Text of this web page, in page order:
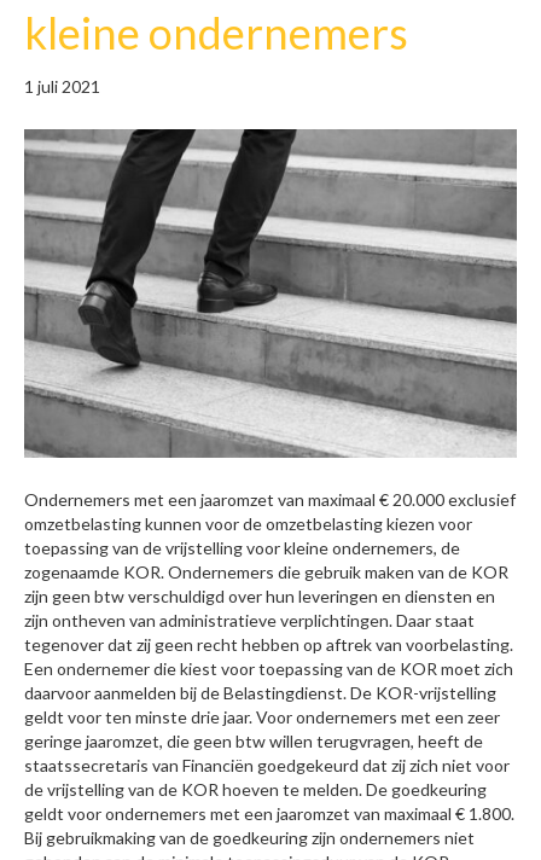
kleine ondernemers
1 juli 2021
Ondernemers met een jaaromzet van maximaal € 20.000 exclusief
omzetbelasting kunnen voor de omzetbelasting kiezen voor
toepassing van de vrijstelling voor kleine ondernemers, de
zogenaamde KOR. Ondernemers die gebruik maken van de KOR
zijn geen btw verschuldigd over hun leveringen en diensten en
zijn ontheven van administratieve verplichtingen. Daar staat
tegenover dat zij geen recht hebben op aftrek van voorbelasting.
Een ondernemer die kiest voor toepassing van de KOR moet zich
daarvoor aanmelden bij de Belastingdienst. De KOR-vrijstelling
geldt voor ten minste drie jaar. Voor ondernemers met een zeer
geringe jaaromzet, die geen btw willen terugvragen, heeft de
staatssecretaris van Financiën goedgekeurd dat zij zich niet voor
de vrijstelling van de KOR hoeven te melden. De goedkeuring
geldt voor ondernemers met een jaaromzet van maximaal € 1.800.
Bij gebruikmaking van de goedkeuring zijn ondernemers niet